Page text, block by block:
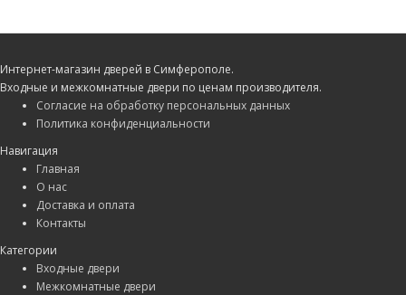
Интернет-магазин дверей в Симферополе.
Входные и межкомнатные двери по ценам производителя.
Согласие на обработку персональных данных
Политика конфиденциальности
Навигация
Главная
О нас
Доставка и оплата
Контакты
Категории
Входные двери
Межкомнатные двери